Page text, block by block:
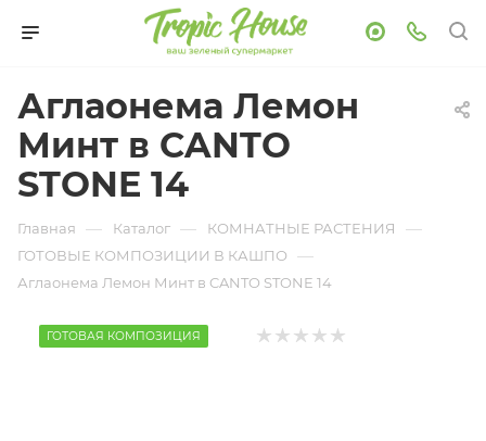
Аглаонема Лемон
Минт в CANTO
STONE 14
Главная — Каталог — КОМНАТНЫЕ РАСТЕНИЯ —
ГОТОВЫЕ КОМПОЗИЦИИ В КАШПО —
Аглаонема Лемон Минт в CANTO STONE 14
ГОТОВАЯ КОМПОЗИЦИЯ